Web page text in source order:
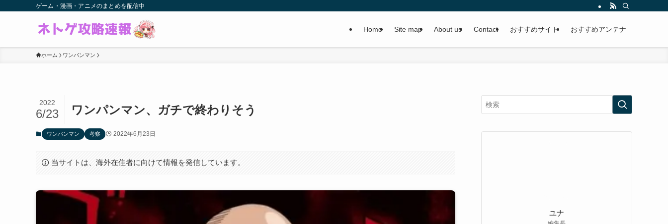
ゲーム・漫画・アニメのまとめを配信中
Home Site map About us Contact おすすめサイト おすすめアンテナ
ホーム ワンパンマン
ワンパンマン、ガチで終わりそう
2022
6/23
ワンパンマン 考察 2022年6月23日
当サイトは、海外在住者に向けて情報を発信しています。
ユナ